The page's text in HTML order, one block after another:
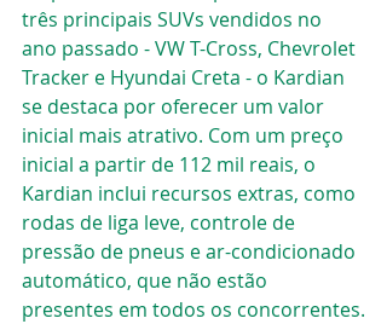
três principais SUVs vendidos no
ano passado - VW T-Cross, Chevrolet
Tracker e Hyundai Creta - o Kardian
se destaca por oferecer um valor
inicial mais atrativo. Com um preço
inicial a partir de 112 mil reais, o
Kardian inclui recursos extras, como
rodas de liga leve, controle de
pressão de pneus e ar-condicionado
automático, que não estão
presentes em todos os concorrentes.